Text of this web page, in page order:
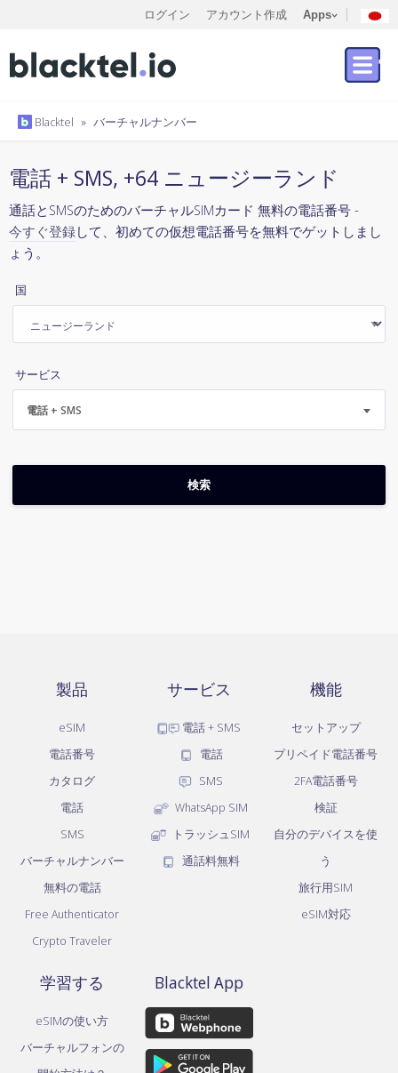
ログイン アカウント作成 Apps
Blacktel » バーチャルナンバー
電話 + SMS, +64 ニュージーランド
通話とSMSのためのバーチャルSIMカード 無料の電話番号 -
今すぐ登録して、初めての仮想電話番号を無料でゲットしまし
ょう。
国
サービス
電話 + SMS
製品
eSIM
電話番号
カタログ
電話
SMS
バーチャルナンバー
無料の電話
Free Authenticator
Crypto Traveler
サービス
電話 + SMS
電話
SMS
WhatsApp SIM
トラッシュSIM
通話料無料
機能
セットアップ
プリペイド電話番号
2FA電話番号
検証
自分のデバイスを使
う
旅行用SIM
eSIM対応
学習する
eSIMの使い方
バーチャルフォンの
Blacktel App